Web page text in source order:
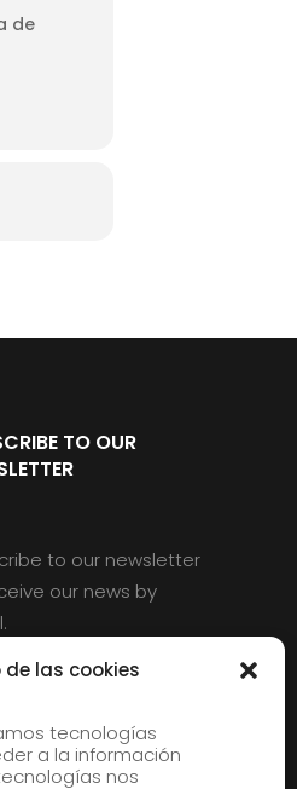
las cookies
tecnologías
a la información
nos
de
TO OUR
to our newsletter
our news by